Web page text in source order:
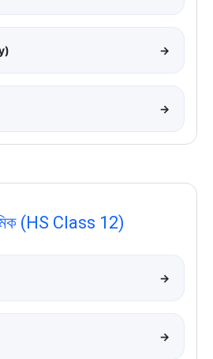
→
→
(HS Class 12)
→
→